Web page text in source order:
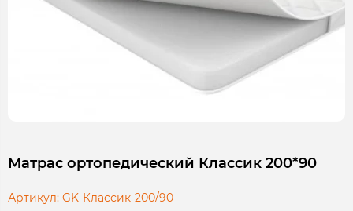
Матрас ортопедический Классик 200*90
Артикул: GK-Классик-200/90